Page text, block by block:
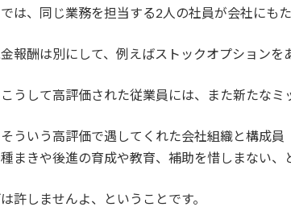
は、同じ業務を担当する2人の社員が会社にも
報酬は別にして、例えばストックオプション
うして高評価された従業員には、また新たなミ
ういう高評価で遇してくれた会社組織と構成
まきや後進の育成や教育、補助を惜しまない、
許しませんよ、ということです。